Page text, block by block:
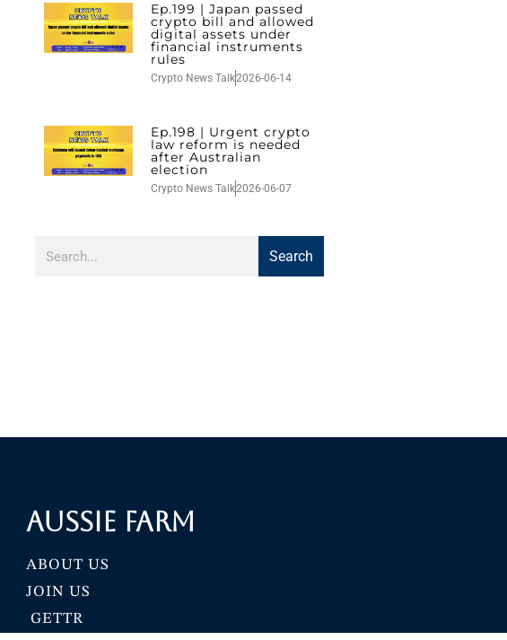
Ep.199 | Japan passed
crypto bill and allowed
digital assets under
financial instruments
rules
Crypto News Talk2026-06-14
Ep.198 | Urgent crypto
law reform is needed
after Australian
election
Crypto News Talk2026-06-07
Search
Aussie Farm
ABOUT US
JOIN US
GETTR